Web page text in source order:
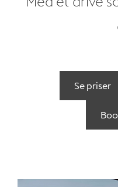
Se priser